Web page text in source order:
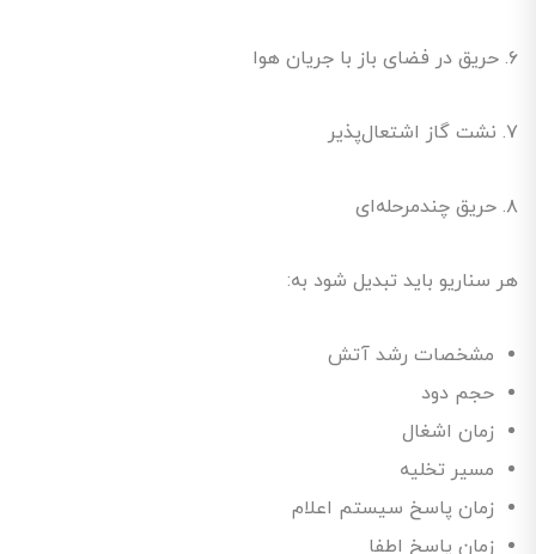
۶. حریق در فضای باز با جریان هوا
۷. نشت گاز اشتعال‌پذیر
۸. حریق چندمرحله‌ای
هر سناریو باید تبدیل شود به:
مشخصات رشد آتش
حجم دود
زمان اشغال
مسیر تخلیه
زمان پاسخ سیستم اعلام
زمان پاسخ اطفا